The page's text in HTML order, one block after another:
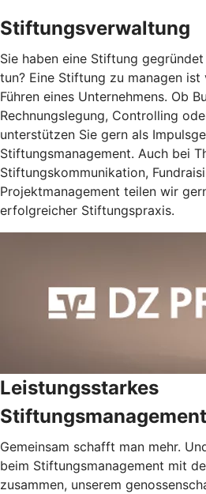
Stiftungsverwaltung
Sie haben eine Stiftung
tun? Eine Stiftung zu managen
Führen eines Unternehmens. Ob
Rechnungslegung, Controlling
unterstützen Sie gern als
Stiftungsmanagement. Auch bei
Stiftungskommunikation,
Projektmanagement teilen wir
erfolgreicher Stiftungspraxis.
Leistungsstarkes
Stiftungsmanagement
Gemeinsam schafft man mehr.
beim Stiftungsmanagement mit
zusammen, unserem